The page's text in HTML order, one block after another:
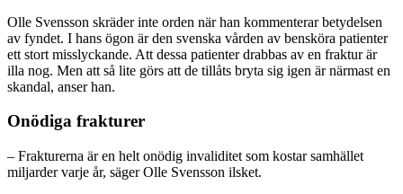
Olle Svensson skräder inte orden när han kommenterar betydelsen
av fyndet. I hans ögon är den svenska vården av bensköra patienter
ett stort misslyckande. Att dessa patienter drabbas av en fraktur är
illa nog. Men att så lite görs att de tillåts bryta sig igen är närmast en
skandal, anser han.
Onödiga frakturer
– Frakturerna är en helt onödig invaliditet som kostar samhället
miljarder varje år, säger Olle Svensson ilsket.